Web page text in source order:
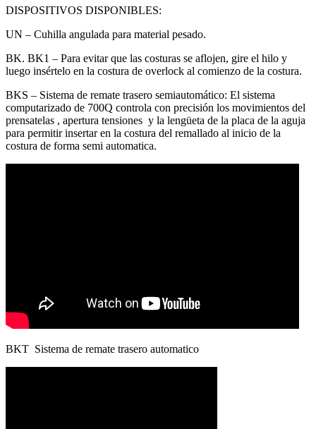
DISPOSITIVOS DISPONIBLES:
UN – Cuhilla angulada para material pesado.
BK. BK1 – Para evitar que las costuras se aflojen, gire el hilo y
luego insértelo en la costura de overlock al comienzo de la costura.
BKS – Sistema de remate trasero semiautomático: El sistema
computarizado de 700Q controla con precisión los movimientos del
prensatelas , apertura tensiones y la lengüeta de la placa de la aguja
para permitir insertar en la costura del remallado al inicio de la
costura de forma semi automatica.
BKT Sistema de remate trasero automatico